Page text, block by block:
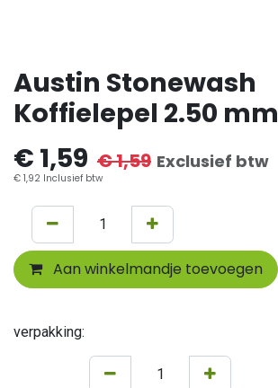
Austin Stonewash
Koffielepel 2.50 mm
€ 1,59 €1,59 Exclusief btw
€ 1,92 Inclusief btw
Aan winkelmandje toevoegen
verpakking: